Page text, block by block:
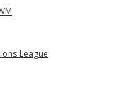
League